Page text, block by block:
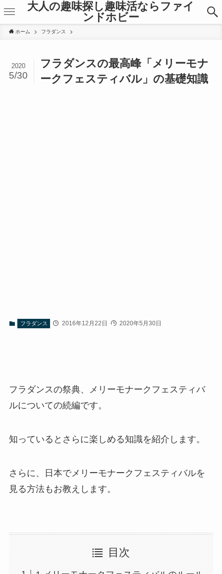
大人の趣味探し趣味活ならファイ
ンドホビー
ホーム フラダンス
フラダンスの最高峰「メリーモナ
ークフェスティバル」の基礎知識
2020
5/30
フラダンス 2016年12月22日 2020年5月30日
フラダンスの祭典、メリーモナークフェスティバ
ルについての続編です。
知っているとさらに楽しめる知識を紹介します。
さらに、日本でメリーモナークフェスティバルを
見る方法もお教えします。
目次